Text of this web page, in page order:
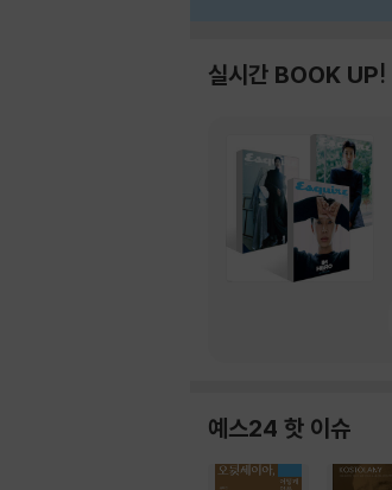
실시간 BOOK UP!
예스24 핫 이슈